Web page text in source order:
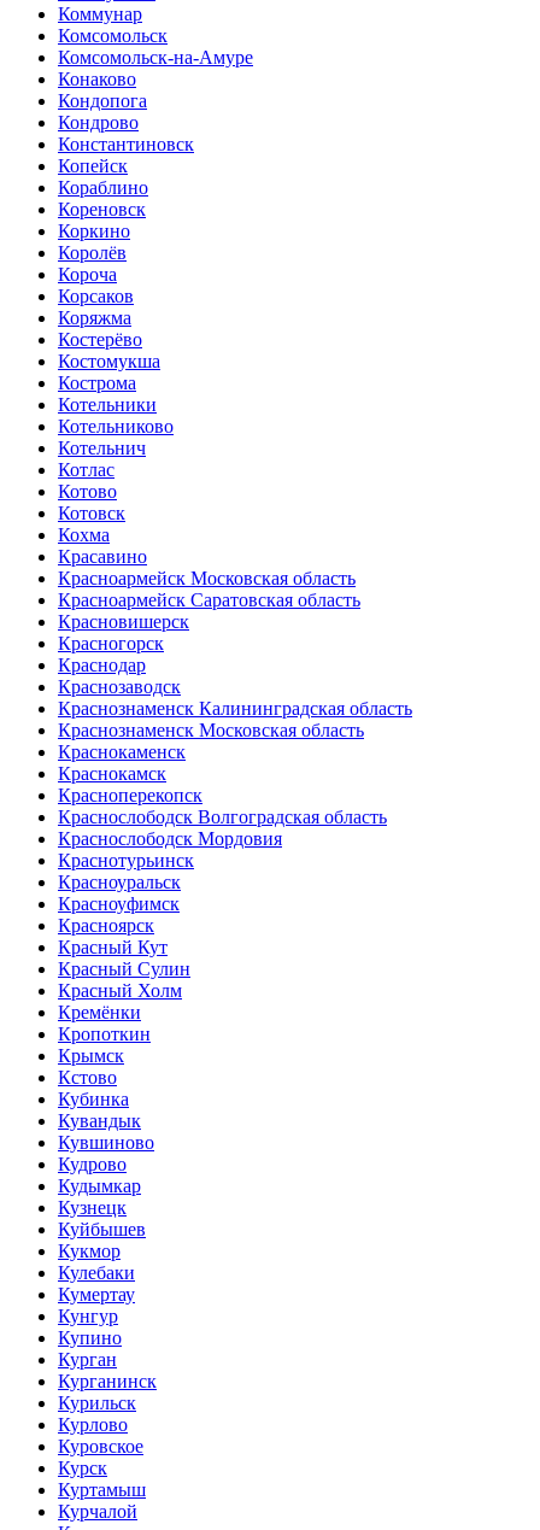
Коммунар
Комсомольск
Комсомольск-на-Амуре
Конаково
Кондопога
Кондрово
Константиновск
Копейск
Кораблино
Кореновск
Коркино
Королёв
Короча
Корсаков
Коряжма
Костерёво
Костомукша
Кострома
Котельники
Котельниково
Котельнич
Котлас
Котово
Котовск
Кохма
Красавино
Красноармейск Московская область
Красноармейск Саратовская область
Красновишерск
Красногорск
Краснодар
Краснозаводск
Краснознаменск Калининградская область
Краснознаменск Московская область
Краснокаменск
Краснокамск
Красноперекопск
Краснослободск Волгоградская область
Краснослободск Мордовия
Краснотурьинск
Красноуральск
Красноуфимск
Красноярск
Красный Кут
Красный Сулин
Красный Холм
Кремёнки
Кропоткин
Крымск
Кстово
Кубинка
Кувандык
Кувшиново
Кудрово
Кудымкар
Кузнецк
Куйбышев
Кукмор
Кулебаки
Кумертау
Кунгур
Купино
Курган
Курганинск
Курильск
Курлово
Куровское
Курск
Куртамыш
Курчалой